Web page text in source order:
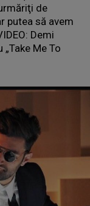
de
putea să avem
Demi
Me To